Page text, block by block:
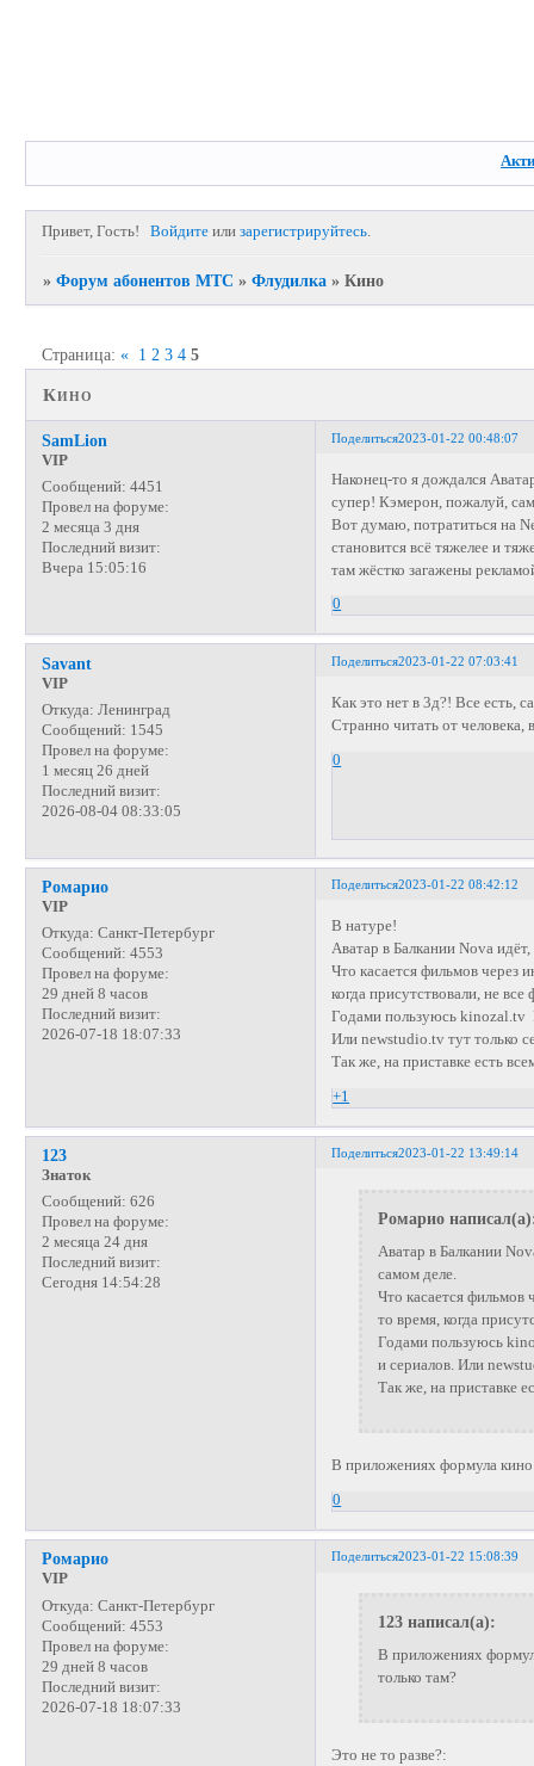
Привет, Гость! Войдите илизарегистрируйтесь.
»Форум абонентов МТС »Флудилка »Кино
Кино
Страница:« 1 2 3 4 5
Поделиться2023-01-22 00:48:07
SamLion
VIP
Сообщений: 4451
Провел на форуме:
2 месяца 3 дня
Последний визит:
Вчера 15:05:16
Наконец-то я дождался
супер! Кэмерон, пожалуй,
Вот думаю, потратиться на
становится всё тяжелее и
там жёстко загажены
0
Поделиться2023-01-22 07:03:41
Savant
VIP
Откуда: Ленинград
Сообщений: 1545
Провел на форуме:
1 месяц 26 дней
Последний визит:
2026-08-04 08:33:05
Как это нет в 3д?! Все есть,
Странно читать от
0
Поделиться2023-01-22 08:42:12
Ромарио
VIP
Откуда: Санкт-Петербург
Сообщений: 4553
Провел на форуме:
29 дней 8 часов
Последний визит:
2026-07-18 18:07:33
В натуре!
Аватар в Балкании Nova
Что касается фильмов через
когда присутствовали, не
Годами пользуюсь kinozal.tv
Или newstudio.tv тут только
Так же, на приставке есть
+1
Поделиться2023-01-22 13:49:14
123
Знаток
Сообщений: 626
Провел на форуме:
2 месяца 24 дня
Последний визит:
Сегодня 14:54:28
Ромарио
Аватар в Балкании
самом деле.
Что касается фильмов
то время, когда
Годами пользуюсь
и сериалов. Или
Так же, на приставке
В приложениях формула кино
0
Поделиться2023-01-22 15:08:39
Ромарио
VIP
Откуда: Санкт-Петербург
Сообщений: 4553
Провел на форуме:
29 дней 8 часов
Последний визит:
2026-07-18 18:07:33
123 написал(а):
В приложениях
только там?
Это не то разве?: